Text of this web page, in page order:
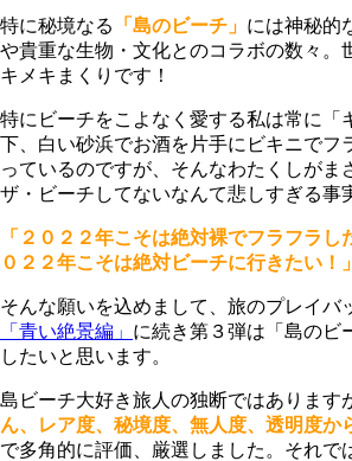
特に秘境なる 「島のビーチ」 には神秘的
や貴重な生物・文化とのコラボの数々。
キメキまくりです！
特にビーチをこよなく愛する私は常に
下、白い砂浜でお酒を片手にビキニでフ
っているのですが、そんなわたくしがま
ザ・ビーチしてないなんて悲しすぎる事
「２０２２年こそは絶対裸でフラフラし
０２２年こそは絶対ビーチに行きたい！
そんな願いを込めまして、旅のプレイバ
「青い絶景編」 に続き第３弾は「島のビ
したいと思います。
島ビーチ大好き旅人の独断ではあります
ん、レア度、秘境度、無人度、透明度か
で多角的に評価、厳選しました。それで